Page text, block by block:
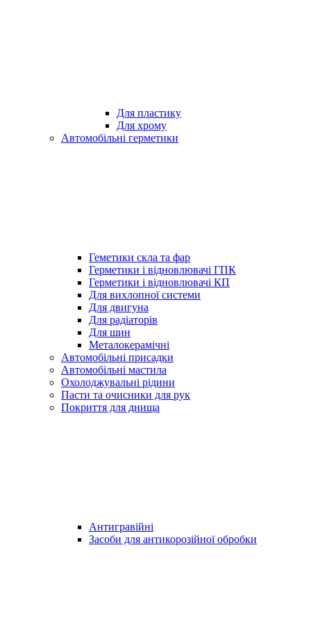
Для пластику
Для хрому
Автомобільні герметики
Геметики скла та фар
Герметики і відновлювачі ГПК
Герметики і відновлювачі КП
Для вихлопної системи
Для двигуна
Для радіаторів
Для шин
Металокерамічні
Автомобільні присадки
Автомобільні мастила
Охолоджувальні рідини
Пасти та очисники для рук
Покриття для днища
Антигравійні
Засоби для антикорозійної обробки